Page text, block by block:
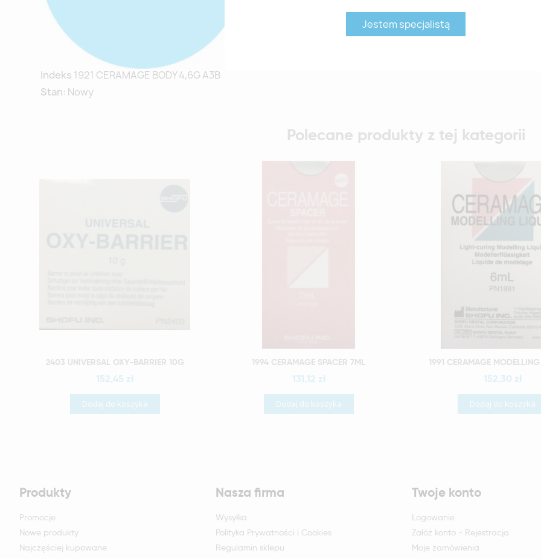
Jestem specjalistą
Indeks 1921 CERAMAGE BODY 4,6G A3B
Stan: Nowy
Polecane produkty z tej kategorii
Szybki podgląd
2403 UNIVERSAL OXY-BARRIER 10G
152,45 zł
Dodaj do koszyka
Szybki podgląd
1994 CERAMAGE SPACER 7ML
131,12 zł
Dodaj do koszyka
Szybki podgląd
1991 CERAMAGE
152,30 zł
Dodaj do koszyka
Produkty
Promocje
Nowe produkty
Najczęściej kupowane
Nasza firma
Wysyłka
Polityka Prywatności i Cookies
Regulamin sklepu
Twoje konto
Logowanie
Załóż konto - Rejestracja
Moje zamówienia